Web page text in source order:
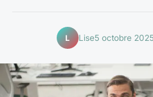
L Lise5 octobre